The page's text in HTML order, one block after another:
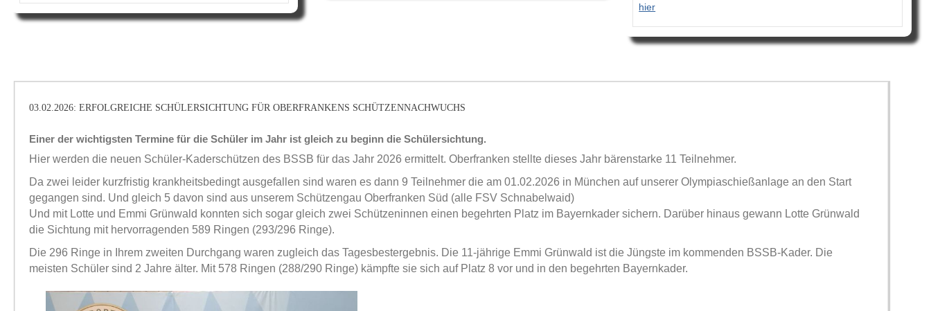
hier
03.02.2026: ERFOLGREICHE SCHÜLERSICHTUNG FÜR OBERFRANKENS SCHÜTZENNACHWUCHS
Einer der wichtigsten Termine für die Schüler im Jahr ist gleich zu beginn die Schülersichtung.
Hier werden die neuen Schüler-Kaderschützen des BSSB für das Jahr 2026 ermittelt. Oberfranken stellte dieses Jahr bärenstarke 11 Teilnehmer.
Da zwei leider kurzfristig krankheitsbedingt ausgefallen sind waren es dann 9 Teilnehmer die am 01.02.2026 in München auf unserer Olympiaschießanlage an den Start
gegangen sind. Und gleich 5 davon sind aus unserem Schützengau Oberfranken Süd (alle FSV Schnabelwaid)
Und mit Lotte und Emmi Grünwald konnten sich sogar gleich zwei Schützeninnen einen begehrten Platz im Bayernkader sichern. Darüber hinaus gewann Lotte Grünwald
die Sichtung mit hervorragenden 589 Ringen (293/296 Ringe).
Die 296 Ringe in Ihrem zweiten Durchgang waren zugleich das Tagesbestergebnis. Die 11-jährige Emmi Grünwald ist die Jüngste im kommenden BSSB-Kader. Die
meisten Schüler sind 2 Jahre älter. Mit 578 Ringen (288/290 Ringe) kämpfte sie sich auf Platz 8 vor und in den begehrten Bayernkader.